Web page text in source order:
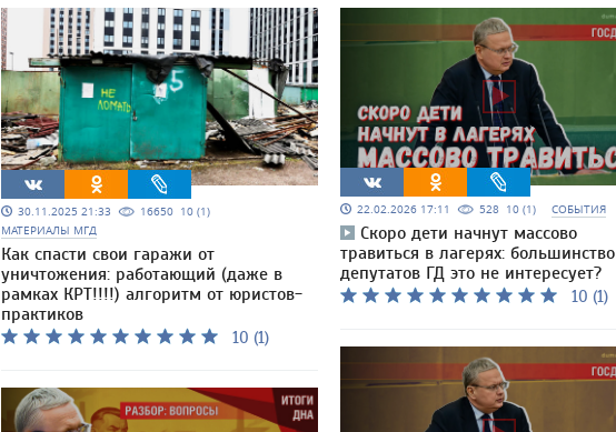
30.11.2025 21:33 16650 10 (1)
МАТЕРИАЛЫ МГД
Как спасти свои гаражи от
уничтожения: работающий (даже в
рамках КРТ!!!!) алгоритм от юристов-
практиков
10 (1)
22.02.2026 17:11 528 10 (1) СОБЫТИЯ
Скоро дети начнут массово
травиться в лагерях: большинство
депутатов ГД это не интересует?
10 (1)